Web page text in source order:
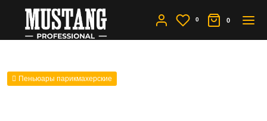
0 0
Пеньюары парикмахерские